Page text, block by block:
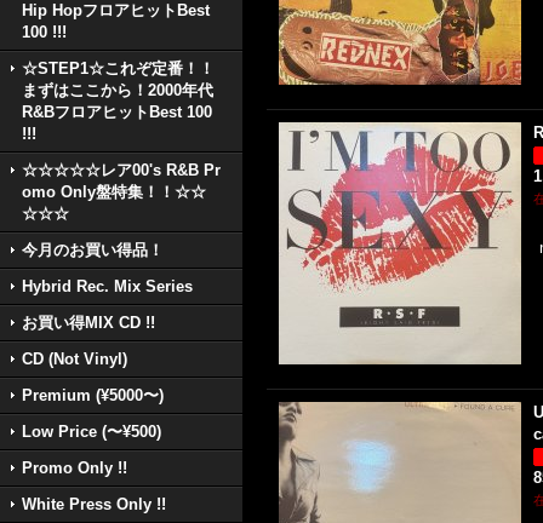
Hip HopフロアヒットBest
100 !!!
☆STEP1☆これぞ定番！！
まずはここから！2000年代
R&BフロアヒットBest 100
!!!
☆☆☆☆☆レア00's R&B Pr
omo Only盤特集！！☆☆
☆☆☆
今月のお買い得品！
Hybrid Rec. Mix Series
お買い得MIX CD !!
CD (Not Vinyl)
Premium (¥5000〜)
Low Price (〜¥500)
Promo Only !!
White Press Only !!